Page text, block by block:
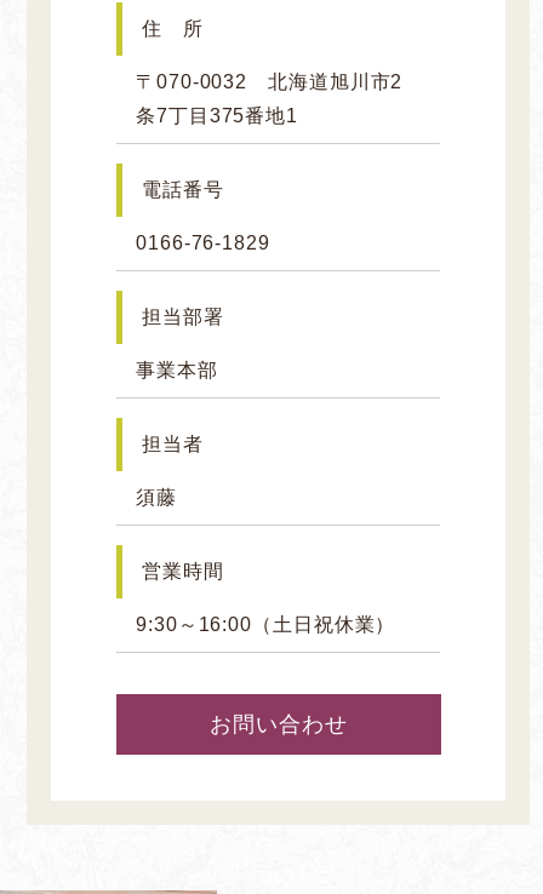
住 所
〒070-0032 北海道旭川市2
条7丁目375番地1
電話番号
0166-76-1829
担当部署
事業本部
担当者
須藤
営業時間
9:30～16:00（土日祝休業）
お問い合わせ